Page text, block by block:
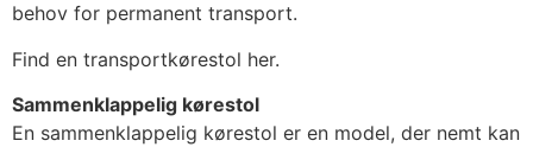
behov for permanent transport.
Find en transportkørestol her.
Sammenklappelig kørestol
En sammenklappelig kørestol er en model, der nemt kan